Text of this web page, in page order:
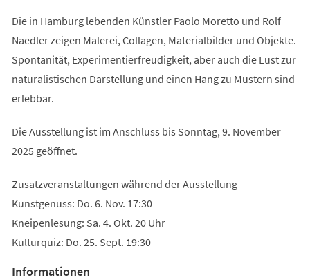
Die in Hamburg lebenden Künstler Paolo Moretto und Rolf
Naedler zeigen Malerei, Collagen, Materialbilder und Objekte.
Spontanität, Experimentierfreudigkeit, aber auch die Lust zur
naturalistischen Darstellung und einen Hang zu Mustern sind
erlebbar.
Die Ausstellung ist im Anschluss bis Sonntag, 9. November
2025 geöffnet.
Zusatzveranstaltungen während der Ausstellung
Kunstgenuss: Do. 6. Nov. 17:30
Kneipenlesung: Sa. 4. Okt. 20 Uhr
Kulturquiz: Do. 25. Sept. 19:30
Informationen